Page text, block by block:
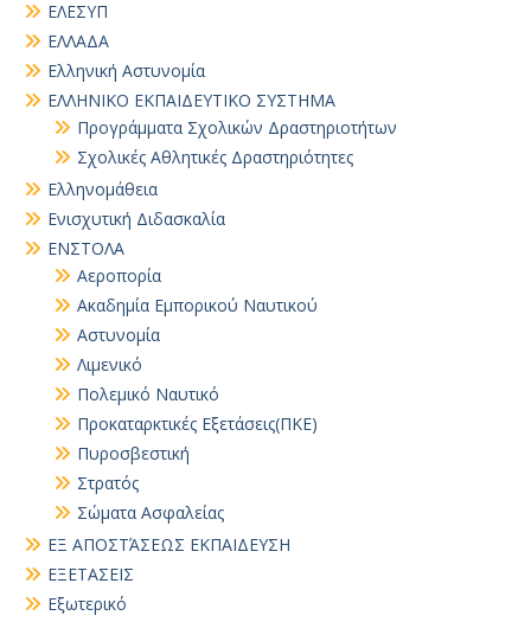
ΕΛΕΣΥΠ
ΕΛΛΑΔΑ
Ελληνική Αστυνομία
ΕΛΛΗΝΙΚΟ ΕΚΠΑΙΔΕΥΤΙΚΟ ΣΥΣΤΗΜΑ
Προγράμματα Σχολικών Δραστηριοτήτων
Σχολικές Αθλητικές Δραστηριότητες
Ελληνομάθεια
Ενισχυτική Διδασκαλία
ΕΝΣΤΟΛΑ
Αεροπορία
Ακαδημία Εμπορικού Ναυτικού
Αστυνομία
Λιμενικό
Πολεμικό Ναυτικό
Προκαταρκτικές Εξετάσεις(ΠΚΕ)
Πυροσβεστική
Στρατός
Σώματα Ασφαλείας
ΕΞ ΑΠΟΣΤΆΣΕΩΣ ΕΚΠΑΙΔΕΥΣΗ
ΕΞΕΤΑΣΕΙΣ
Εξωτερικό